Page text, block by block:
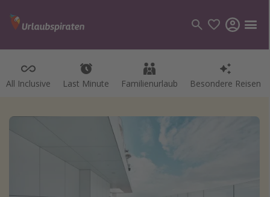
All Inclusive Last Minute Familienurlaub Besondere Reisen
Kategorien